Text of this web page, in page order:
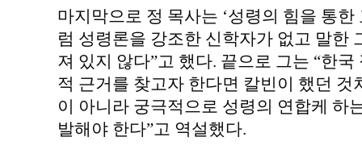
마지막으로 정 목사는 ‘성령의 힘을 통
럼 성령론을 강조한 신학자가 없고 말한
져 있지 않다”고 했다. 끝으로 그는 “한
적 근거를 찾고자 한다면 칼빈이 했던
이 아니라 궁극적으로 성령의 연합케 하
발해야 한다”고 역설했다.